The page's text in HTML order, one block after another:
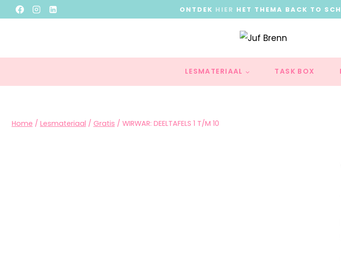
ONTDEK HIER HET THEMA BACK TO
LESMATERIAAL TASK BOX
Home / Lesmateriaal / Gratis / WIRWAR: DEELTAFELS 1 T/M 10